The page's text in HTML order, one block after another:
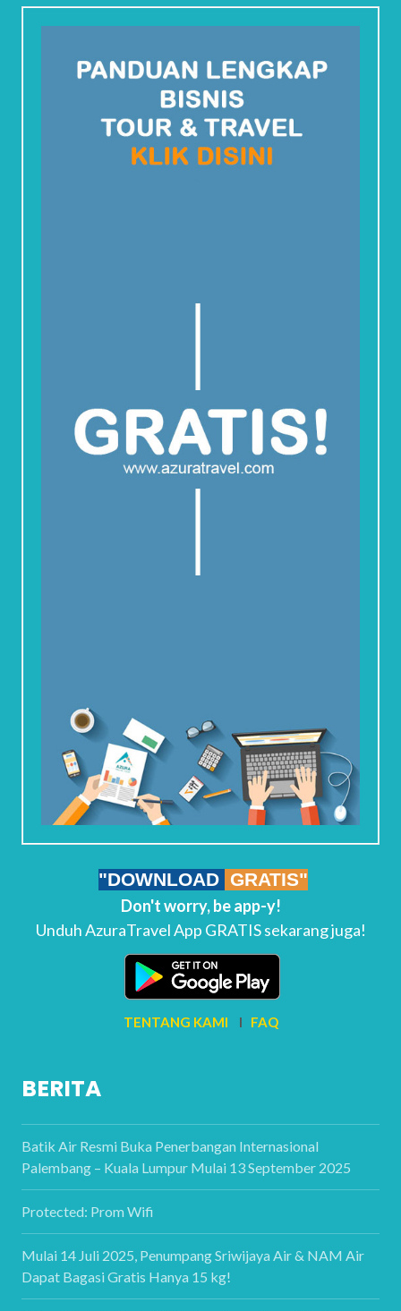
"DOWNLOAD GRATIS"
Don't worry, be app-y!
Unduh AzuraTravel App GRATIS sekarang juga!
TENTANG KAMI I FAQ
BERITA
Batik Air Resmi Buka Penerbangan Internasional
Palembang – Kuala Lumpur Mulai 13 September 2025
Protected: Prom Wifi
Mulai 14 Juli 2025, Penumpang Sriwijaya Air & NAM Air
Dapat Bagasi Gratis Hanya 15 kg!